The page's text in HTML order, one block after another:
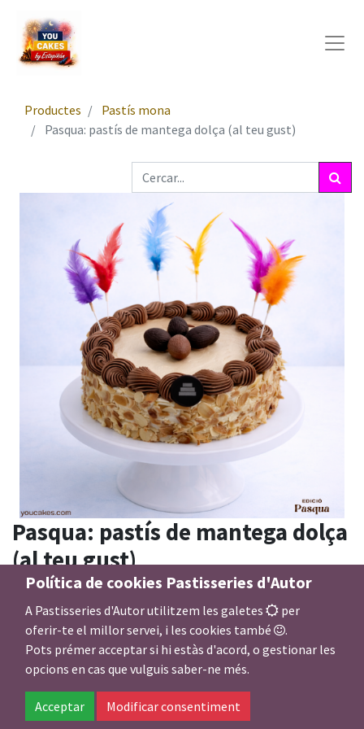
Productes
Pastís mona
Pasqua: pastís de mantega dolça (al teu gust)
Pasqua: pastís de mantega dolça
(al teu gust)
Nº persones
Farcit i cobertura pastís de mantega dolça
Política de cookies Pastisseries d'Autor
A Pastisseries d'Autor utilitzem les galetes
per
oferir-te el millor servei, i les cookies també
.
Pots prémer acceptar si hi estàs d'acord, o gestionar les
opcions en cas que vulguis saber-ne més.
Acceptar Modificar consentiment